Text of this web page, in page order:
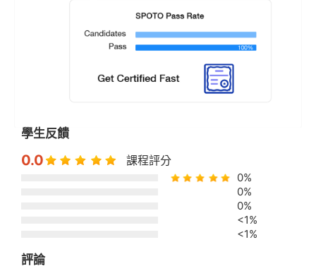
學生反饋
0.0 課程評分
0%
0%
0%
<1%
<1%
評論